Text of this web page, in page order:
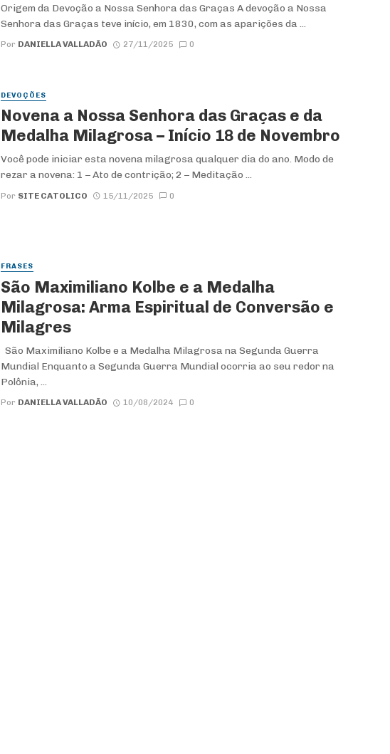
Origem da Devoção a Nossa Senhora das Graças A devoção a Nossa
Senhora das Graças teve início, em 1830, com as aparições da ...
Por DANIELLA VALLADÃO 27/11/2025 0
DEVOÇÕES
Novena a Nossa Senhora das Graças e da
Medalha Milagrosa – Início 18 de Novembro
Você pode iniciar esta novena milagrosa qualquer dia do ano. Modo de
rezar a novena: 1 – Ato de contrição; 2 – Meditação ...
Por SITE CATOLICO 15/11/2025 0
FRASES
São Maximiliano Kolbe e a Medalha
Milagrosa: Arma Espiritual de Conversão e
Milagres
São Maximiliano Kolbe e a Medalha Milagrosa na Segunda Guerra
Mundial Enquanto a Segunda Guerra Mundial ocorria ao seu redor na
Polônia, ...
Por DANIELLA VALLADÃO 10/08/2024 0